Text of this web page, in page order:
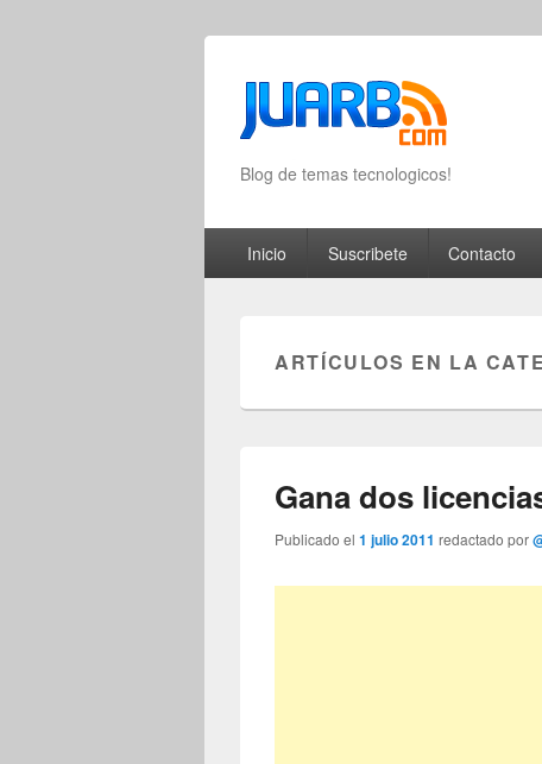
Blog de temas tecnologicos!
Primary menu
Skip to primary content
Skip to secondary content
Inicio Suscribete Contacto
ARTÍCULOS EN LA
Gana dos
Publicado el1 julio 2011 redactado por